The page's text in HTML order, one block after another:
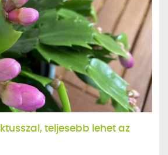
teljesebb lehet az